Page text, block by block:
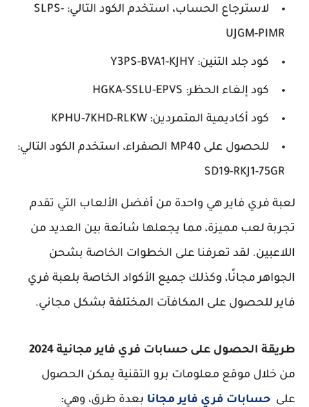
لاسترجاع الحساب، استخدم الكود التالي: SLPS-
UJGM-PIMR
كود جلد التنين: Y3PS-BVA1-KJHY
كود إلغاء الحظر: HGKA-SSLU-EPVS
كود أكاديمية المتمردين: KPHU-7KHD-RLKW
للحصول على MP40 الصفراء، استخدم الكود التالي:
SD19-RKJ1-75GR
لعبة فري فاير هي واحدة من أفضل الألعاب التي تقدم
تجربة لعب مميزة، مما يجعلها شائعة بين العديد من
اللاعبين. لقد تعرفنا على الخطوات الخاصة بشحن
الجواهر مجانًا، وكذلك جميع الأكواد الخاصة بلعبة فري
فاير للحصول على المكافآت المختلفة بشكل مجاني.
طريقة الحصول على حسابات فري فاير مجانية 2024
من خلال موقع معلومات برو التقنية يمكن الحصول
على حسابات فري فاير مجانا بعدة طرق، وهي: